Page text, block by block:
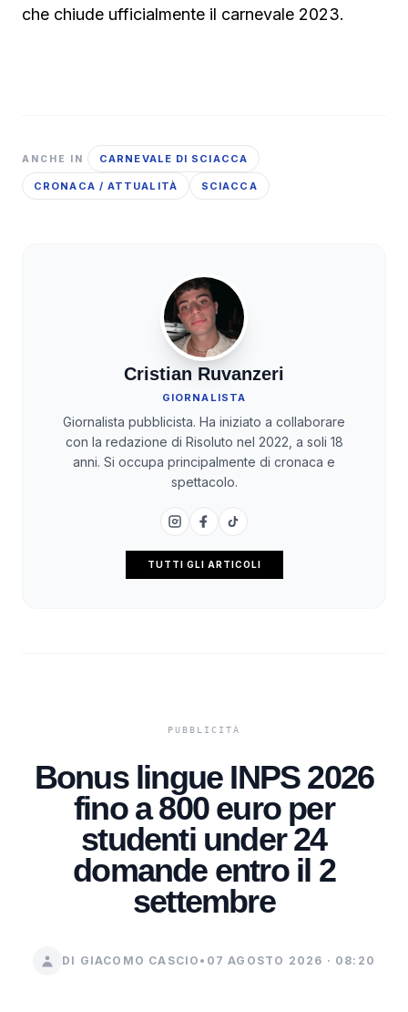
che chiude ufficialmente il carnevale 2023.
ANCHE IN CARNEVALE DI SCIACCA
CRONACA / ATTUALITÀ SCIACCA
Cristian Ruvanzeri
GIORNALISTA
Giornalista pubblicista. Ha iniziato a collaborare
con la redazione di Risoluto nel 2022, a soli 18
anni. Si occupa principalmente di cronaca e
spettacolo.
TUTTI GLI ARTICOLI
Bonus lingue INPS 2026
fino a 800 euro per
studenti under 24
domande entro il 2
settembre
DI GIACOMO CASCIO • 07 AGOSTO 2026 · 08:20